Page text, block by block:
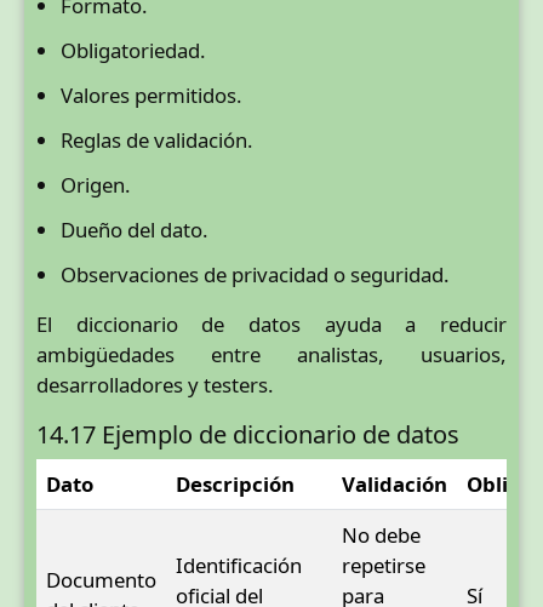
Obligatoriedad.
Valores permitidos.
Reglas de validación.
Origen.
Dueño del dato.
Observaciones de privacidad o seguridad.
El diccionario de datos ayuda a reducir
ambigüedades entre analistas, usuarios,
desarrolladores y testers.
14.17 Ejemplo de diccionario de datos
Dato Descripción Validación
Documento
Identificación
oficial del
No debe
repetirse
para
Sí